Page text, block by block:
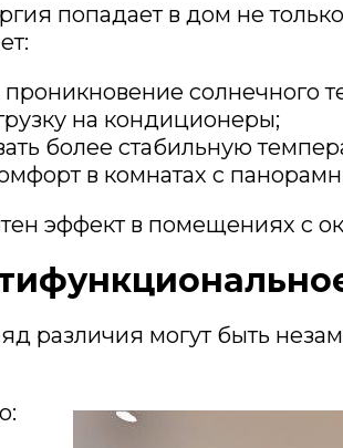
попадает в дом не
солнечного
на кондиционеры;
более стабильную
в комнатах с
эффект в помещениях с
различия могут быть